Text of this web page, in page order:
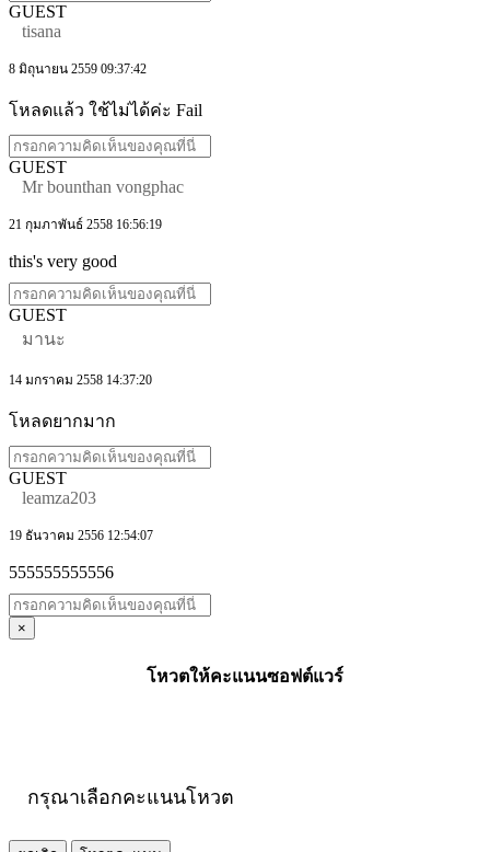
GUEST
tisana
8 มิถุนายน 2559 09:37:42
โหลดแล้ว ใช้ไม่ได้ค่ะ Fail
GUEST
Mr bounthan vongphac
21 กุมภาพันธ์ 2558 16:56:19
this's very good
GUEST
มานะ
14 มกราคม 2558 14:37:20
โหลดยากมาก
GUEST
leamza203
19 ธันวาคม 2556 12:54:07
555555555556
×
โหวตให้คะแนนซอฟต์แวร์
กรุณาเลือกคะแนนโหวต